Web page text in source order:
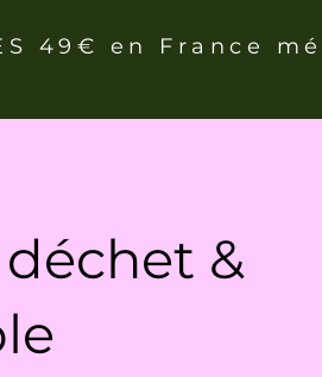
49€ en France
&